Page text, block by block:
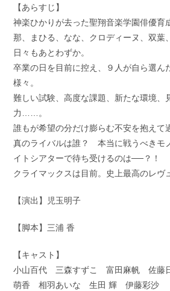
【あらすじ】
神楽ひかりが去った聖翔音楽学園俳優育
那、まひる、なな、クロディーヌ、双葉
日々もあとわずか。
卒業の日を目前に控え、９人が自ら選ん
様々。
難しい試験、高度な課題、新たな環境、
力……。
誰もが希望の分だけ膨らむ不安を抱えて
真のライバルは誰？ 本当に戦うべきモ
イトシアターで待ち受けるのは──？！
クライマックスは目前。史上最高のレヴ
【演出】児玉明子
【脚本】三浦 香
【キャスト】
小山百代 三森すずこ 富田麻帆 佐藤
萌香 相羽あいな 生田 輝 伊藤彩沙